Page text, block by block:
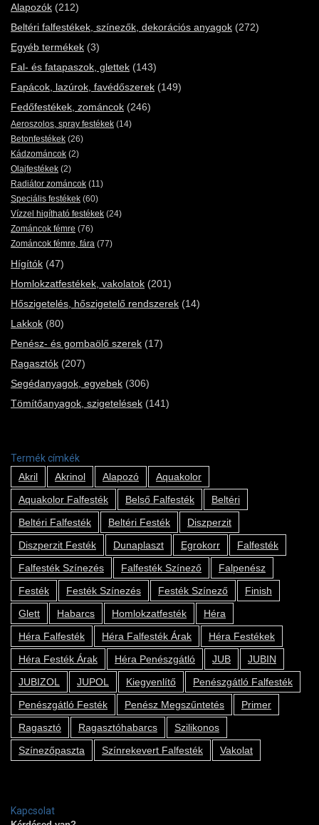
Alapozók (212)
Beltéri falfestékek, színezők, dekorációs anyagok (272)
Egyéb termékek (3)
Fal- és fatapaszok, glettek (143)
Fapácok, lazúrok, favédőszerek (149)
Fedőfestékek, zománcok (246)
Aeroszolos, spray festékek (14)
Betonfestékek (26)
Kádzománcok (2)
Olajfestékek (2)
Radiátor zománcok (11)
Speciális festékek (60)
Vízzel higítható festékek (24)
Zománcok fémre (76)
Zománcok fémre, fára (77)
Hígítók (47)
Homlokzatfestékek, vakolatok (201)
Hőszigetelés, hőszigetelő rendszerek (14)
Lakkok (80)
Penész- és gombaölő szerek (17)
Ragasztók (207)
Segédanyagok, egyebek (306)
Tömítőanyagok, szigetelések (141)
Termék címkék
Akril
Akrinol Alapozó
Aquakolor
Aquakolor Falfesték
Belső Falfesték
Beltéri
Beltéri Falfesték
Beltéri Festék
Diszperzit
Diszperzit Festék
Dunaplaszt Egrokorr
Falfesték
Falfesték Színezés
Falfesték Színező
Falpenész
Festék
Festék Színezés Festék Színező
Finish
Glett
Habarcs Homlokzatfesték
Héra
Héra Falfesték
Héra Falfesték Árak
Héra Festékek
Héra Festék Árak
Héra Penészgátló JUB
JUBIN
JUBIZOL
JUPOL Kiegyenlítő
Penészgátló Falfesték
Penészgátló Festék
Penész Megszűntetés
Primer
Ragasztó
Ragasztóhabarcs
Szilikonos
Színezőpaszta
Színrekevert Falfesték Vakolat
Kapcsolat